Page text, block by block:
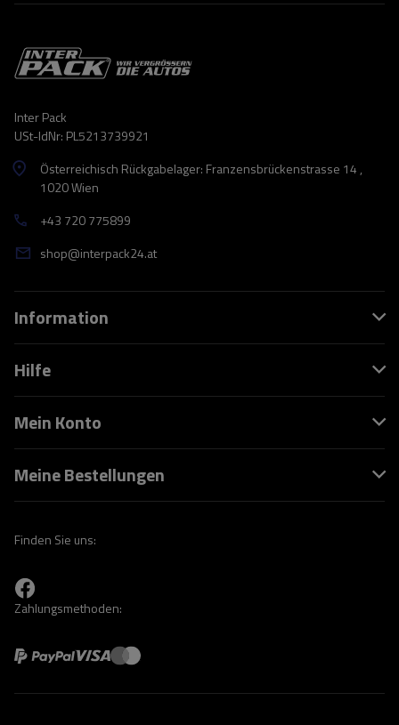
Inter Pack
USt-IdNr: PL5213739921
Österreichisch Rückgabelager: Franzensbrückenstrasse 14 ,
1020 Wien
+43 720 775899
shop@interpack24.at
Information
Hilfe
Mein Konto
Meine Bestellungen
Finden Sie uns:
Zahlungsmethoden: